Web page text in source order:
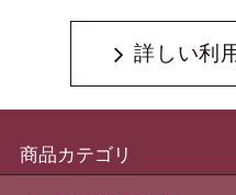
詳しい利
商品カテゴリ